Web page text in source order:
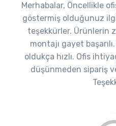
Merhabalar, Öncellikle
göstermiş olduğunuz
teşekkürler. Ürünlerin
montajı gayet
oldukça hızlı. Ofis
düşünmeden sipariş